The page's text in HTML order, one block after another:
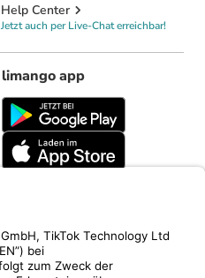
Help Center
Jetzt auch per Live-Chat erreichbar!
limango app